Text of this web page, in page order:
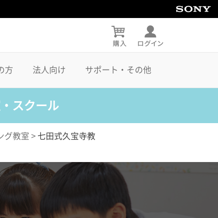
方 法人向け サポート・その他
スクール
グ教室 > 七田式久宝寺教